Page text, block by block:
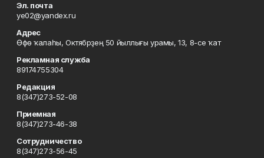
Эл. почта
ye02@yandex.ru
Адрес
Өфө ҡалаһы, Октябрҙең 50 йыллығы урамы, 13, 8-се ҡат
Рекламная служба
89174755304
Редакция
8(347)273-52-08
Приемная
8(347)273-46-38
Сотрудничество
8(347)273-56-45